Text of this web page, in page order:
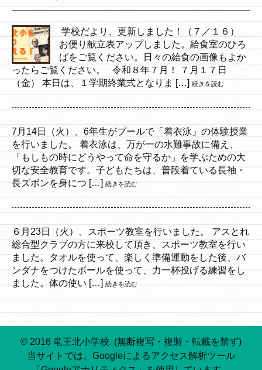
学校だより、更新しました！（７／１６）
お便り献立表アップしました。給食室のひろ
ばをご覧ください。日々の給食の画像もよか
ったらご覧ください。 令和８年７月！ ７月１７日
（金） 本日は、１学期終業式となりま […] 続きを読む
7月14日（火）、6年生がプールで「着衣泳」の体験授業
を行いました。 着衣泳は、万が一の水難事故に備え、
「もしもの時にどうやって命を守るか」を学ぶための大
切な安全教育です。子どもたちは、普段着ている長袖・
長ズボンを身につ […] 続きを読む
６月23日（火）、スポーツ教室を行いました。 アスとれ
総合型クラブの方に来校して頂き、スポーツ教室を行い
ました。タオルを使って、楽しく準備運動をした後、バ
ンダナをつけたボールを使って、力一杯投げる練習をし
ました。体の使い […] 続きを読む
© 2016 竜王北小学校. (無断複写・複製・転載を禁ず)
当サイトでは、Googleによるアクセス解析ツール